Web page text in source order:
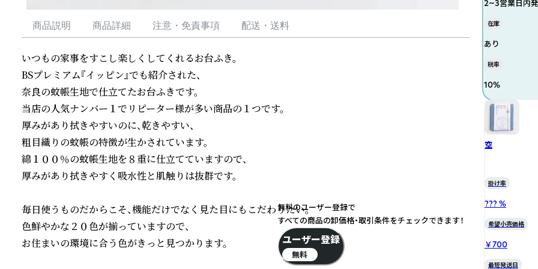
商品説明 商品詳細 注意・免責事項 配送・送料
いつもの家事をすこし楽しくしてくれるお台ふき。
BSプレミアム『イッピン』でも紹介された、
奈良の蚊帳生地で仕立てたお台ふきです。
当店の人気ナンバー１でリピーター様が多い商品の１つです。
厚みがあり拭きやすいのに、乾きやすい、
粗目織りの蚊帳の特徴が生かされています。
綿１００％の蚊帳生地を８重に仕立てていますので、
厚みがあり拭きやすく吸水性と肌触りは抜群です。
毎日使うものだからこそ、機能だけでなく見た目にもこだわりたい。
色鮮やかな２０色が揃っていますので、
お住まいの環境に合う色がきっと見つかります。
2~3営業日内
在庫
あり
税率
10%
空
掛け率
??? %
希望小売価格
￥700
最短発送日
無料のユーザー登録で
すべての商品の卸価格・取引条件をチェックできます！
ユーザー登録
無料